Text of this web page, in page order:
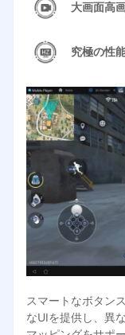
大画面高
究極の性
スマートなボタン
なUIを提供し、異